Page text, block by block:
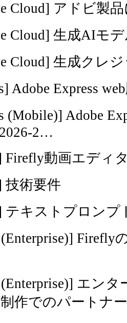
Cloud] アドビ製
Cloud] 生成AIモ
Cloud] 生成クレ
Adobe Express
(Mobile)] Adobe
2…
Firefly動画エディ
技術要件
テキストプロンプ
(Enterprise)] Firefly
(Enterprise)] エンタ
作でのパートナ